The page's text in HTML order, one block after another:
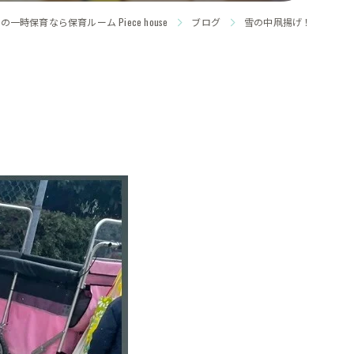
一時保育なら保育ルーム Piece house ブログ 雪の中凧揚げ！